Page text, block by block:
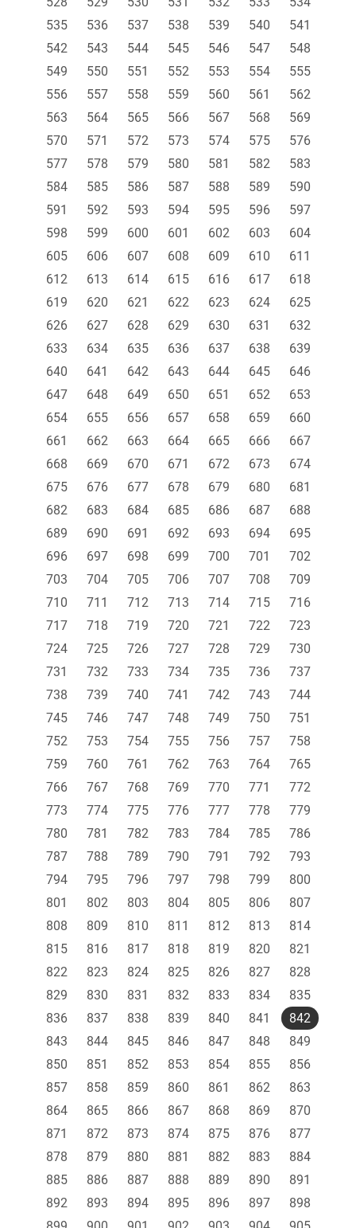
535
536 537 538 539 540
541
542
543 544 545 546 547
548
549
550 551 552 553 554
555
556
557 558 559 560 561
562
563
564 565 566 567 568
569
570
571 572 573 574 575
576
577
578 579 580 581 582
583
584
585 586 587 588 589
590
591
592 593 594 595 596
597
598
599 600 601 602 603
604
605
606 607 608 609 610
611
612
613 614 615 616 617
618
619
620 621 622 623 624
625
626
627 628 629 630 631
632
633
634 635 636 637 638
639
640
641 642 643 644 645
646
647
648 649 650 651 652
653
654
655 656 657 658 659
660
661
662 663 664 665 666
667
668
669 670 671 672 673
674
675
676 677 678 679 680
681
682
683 684 685 686 687
688
689
690 691 692 693 694
695
696
697 698 699 700 701
702
703
704 705 706 707 708
709
710
711 712 713 714 715
716
717
718 719 720 721 722
723
724
725 726 727 728 729
730
731
732 733 734 735 736
737
738
739 740 741 742 743
744
745
746 747 748 749 750
751
752
753 754 755 756 757
758
759
760 761 762 763 764
765
766
767 768 769 770 771
772
773
774 775 776 777 778
779
780
781 782 783 784 785
786
787
788 789 790 791 792
793
794
795 796 797 798 799
800
801
802 803 804 805 806
807
808
809 810 811 812 813
814
815
816 817 818 819 820
821
822
823 824 825 826 827
828
829
830 831 832 833 834
835
836
837 838 839 840 841
842
843
844 845 846 847 848
849
850
851 852 853 854 855
856
857
858 859 860 861 862
863
864
865 866 867 868 869
870
871
872 873 874 875 876
877
878
879 880 881 882 883
884
885
886 887 888 889 890
891
892
893 894 895 896 897
898